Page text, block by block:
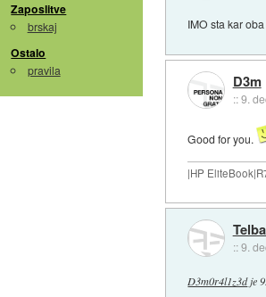
Zaposlitve
brskaj
Ostalo
pravila
IMO sta kar
D3m
::9.
Good for you.
|HP
::9.
D3m0r4l1z3dje